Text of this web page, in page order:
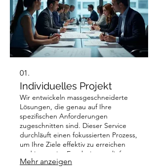
01.
Individuelles Projekt
Wir entwickeln massgeschneiderte
Lösungen, die genau auf Ihre
spezifischen Anforderungen
zugeschnitten sind. Dieser Service
durchläuft einen fokussierten Prozess,
um Ihre Ziele effektiv zu erreichen
und innovative Ergebnisse zu liefern.
Ideal für komplexe
Mehr anzeigen